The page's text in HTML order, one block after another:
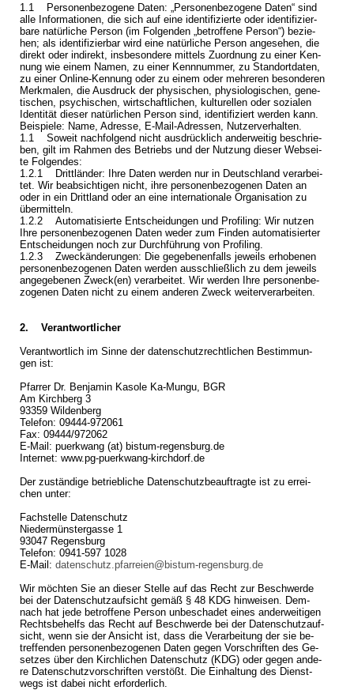
1.1 Per­so­nen­be­zo­ge­ne Daten: „Per­so­nen­be­zo­ge­ne Daten“ sind
alle In­for­ma­tio­nen, die sich auf eine iden­ti­fi­zier­te oder iden­ti­fi­zier­
ba­re na­tür­li­che Per­son (im Fol­gen­den „be­trof­fe­ne Per­son“) be­zie­
hen; als iden­ti­fi­zier­bar wird eine na­tür­li­che Per­son an­ge­se­hen, die
di­rekt oder in­di­rekt, ins­be­son­de­re mit­tels Zu­ord­nung zu einer Ken­
nung wie einem Namen, zu einer Kenn­num­mer, zu Stand­ort­da­ten,
zu einer On­line-Ken­nung oder zu einem oder meh­re­ren be­son­de­ren
Merk­ma­len, die Aus­druck der phy­si­schen, phy­sio­lo­gi­schen, ge­ne­
ti­schen, psy­chi­schen, wirt­schaft­li­chen, kul­tu­rel­len oder so­zia­len
Iden­ti­tät die­ser na­tür­li­chen Per­son sind, iden­ti­fi­ziert wer­den kann.
Bei­spie­le: Name, Adres­se, E-Mail-Adres­sen, Nut­zer­ver­hal­ten.
1.1 So­weit nach­fol­gend nicht aus­drück­lich an­der­wei­tig be­schrie­
ben, gilt im Rah­men des Be­triebs und der Nut­zung die­ser Web­sei­
te Fol­gen­des:
1.2.1 Dritt­län­der: Ihre Daten wer­den nur in Deutsch­land ver­ar­bei­
tet. Wir be­ab­sich­ti­gen nicht, ihre per­so­nen­be­zo­ge­nen Daten an
oder in ein Dritt­land oder an eine in­ter­na­tio­na­le Or­ga­ni­sa­ti­on zu
über­mit­teln.
1.2.2 Au­to­ma­ti­sier­te Ent­schei­dun­gen und Pro­filing: Wir nut­zen
Ihre per­so­nen­be­zo­ge­nen Daten weder zum Fin­den au­to­ma­ti­sier­ter
Ent­schei­dun­gen noch zur Durch­füh­rung von Pro­filing.
1.2.3 Zweck­än­de­run­gen: Die ge­ge­be­nen­falls je­weils er­ho­be­nen
per­so­nen­be­zo­ge­nen Daten wer­den aus­schließ­lich zu dem je­weils
an­ge­ge­be­nen Zweck(en) ver­ar­bei­tet. Wir wer­den Ihre per­so­nen­be­
zo­ge­nen Daten nicht zu einem an­de­ren Zweck wei­ter­ver­ar­bei­ten.
2. Ver­ant­wort­li­cher
Ver­ant­wort­lich im Sinne der da­ten­schutz­recht­li­chen Be­stim­mun­
gen ist:
Pfar­rer Dr. Ben­ja­min Ka­so­le Ka-Mun­gu, BGR
Am Kirch­berg 3
93359 Wil­den­berg
Te­le­fon: 09444-972061
Fax: 09444/972062
E-Mail: pu­erk­wang (at) bistum-regensburg.​de
In­ter­net: www.​pg-puerkwang-kirchdorf.​de
Der zu­stän­di­ge be­trieb­li­che Da­ten­schutz­be­auf­trag­te ist zu er­rei­
chen unter:
Fach­stel­le Da­ten­schutz
Nie­der­müns­ter­gas­se 1
93047 Re­gens­burg
Te­le­fon: 0941-597 1028
E-Mail: datenschutz.​pfarreien@​bistum-regensburg.​de
Wir möch­ten Sie an die­ser Stel­le auf das Recht zur Be­schwer­de
bei der Da­ten­schutz­auf­sicht gemäß § 48 KDG hin­wei­sen. Dem­
nach hat jede be­trof­fe­ne Per­son un­be­scha­det eines an­der­wei­ti­gen
Rechts­be­helfs das Recht auf Be­schwer­de bei der Da­ten­schutz­auf­
sicht, wenn sie der An­sicht ist, dass die Ver­ar­bei­tung der sie be­
tref­fen­den per­so­nen­be­zo­ge­nen Daten gegen Vor­schrif­ten des Ge­
set­zes über den Kirch­li­chen Da­ten­schutz (KDG) oder gegen an­de­
re Da­ten­schutz­vor­schrif­ten ver­stößt. Die Ein­hal­tung des Dienst­
wegs ist dabei nicht er­for­der­lich.